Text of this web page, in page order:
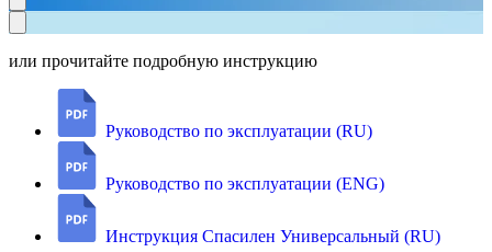
или прочитайте подробную инструкцию
Руководство по эксплуатации (RU)
Руководство по эксплуатации (ENG)
Инструкция Спасилен Универсальный (RU)